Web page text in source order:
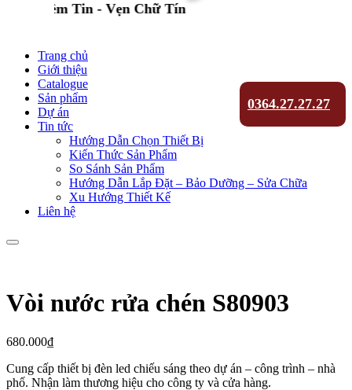
Niềm Tin - Vẹn Chữ Tín
0364.27.27.27
Trang chủ
Giới thiệu
Catalogue
Sản phẩm
Dự án
Tin tức
Hướng Dẫn Chọn Thiết Bị
Kiến Thức Sản Phẩm
So Sánh Sản Phẩm
Hướng Dẫn Lắp Đặt – Bảo Dưỡng – Sửa Chữa
Xu Hướng Thiết Kế
Liên hệ
Vòi nước rửa chén S80903
680.000₫
Cung cấp thiết bị đèn led chiếu sáng theo dự án – công trình – nhà
phố. Nhận làm thương hiệu cho công ty và cửa hàng.